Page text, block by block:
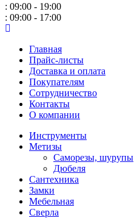
: 09:00 - 19:00
: 09:00 - 17:00
Главная
Прайс-листы
Доставка и оплата
Покупателям
Сотрудничество
Контакты
О компании
Инструменты
Метизы
Саморезы, шурупы
Дюбеля
Сантехника
Замки
Мебельная
Сверла